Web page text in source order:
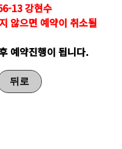
13 강현수
않으면 예약이 취소될
예약진행이 됩니다.